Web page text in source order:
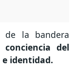
de la bandera
del
identidad.